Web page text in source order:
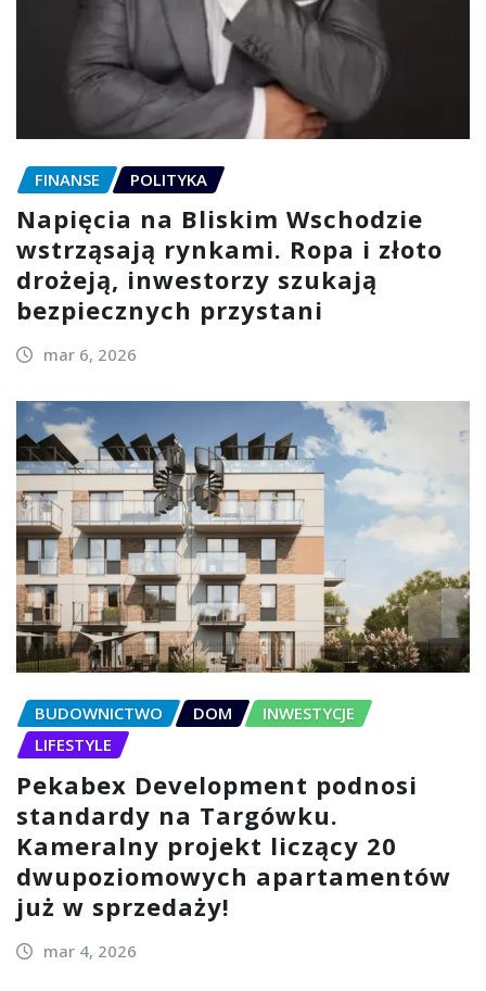
FINANSE POLITYKA
Napięcia na Bliskim Wschodzie
wstrząsają rynkami. Ropa i złoto
drożeją, inwestorzy szukają
bezpiecznych przystani
mar 6, 2026
BUDOWNICTWO DOM
INWESTYCJE
LIFESTYLE
Pekabex Development podnosi
standardy na Targówku.
Kameralny projekt liczący 20
dwupoziomowych apartamentów
już w sprzedaży!
mar 4, 2026